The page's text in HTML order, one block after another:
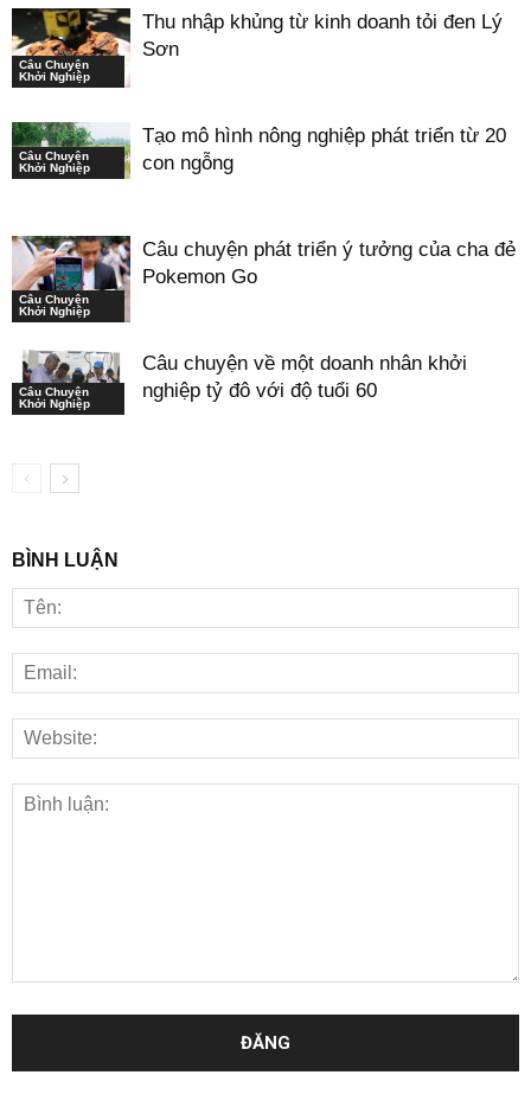
Câu Chuyện
Khởi Nghiệp
Thu nhập khủng từ kinh doanh tỏi đen Lý
Sơn
Câu Chuyện
Khởi Nghiệp
Tạo mô hình nông nghiệp phát triển từ 20
con ngỗng
Câu Chuyện
Khởi Nghiệp
Câu chuyện phát triển ý tưởng của cha đẻ
Pokemon Go
Câu Chuyện
Khởi Nghiệp
Câu chuyện về một doanh nhân khởi
nghiệp tỷ đô với độ tuổi 60
BÌNH LUẬN